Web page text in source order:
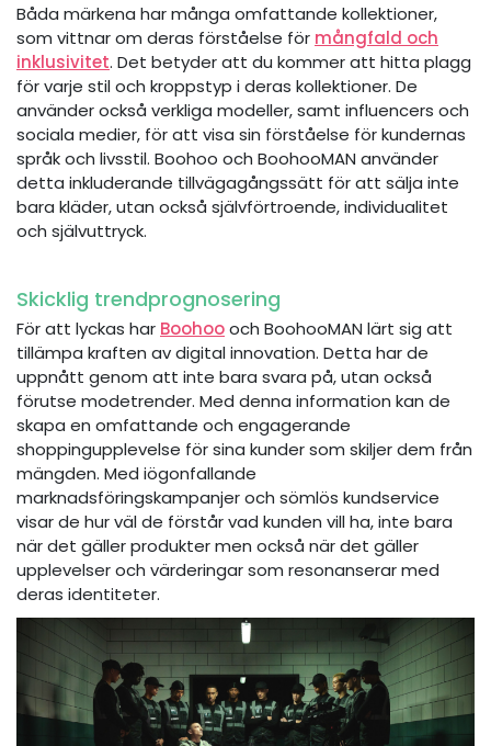
Båda märkena har många omfattande kollektioner,
som vittnar om deras förståelse för mångfald och
inklusivitet. Det betyder att du kommer att hitta plagg
för varje stil och kroppstyp i deras kollektioner. De
använder också verkliga modeller, samt influencers och
sociala medier, för att visa sin förståelse för kundernas
språk och livsstil. Boohoo och BoohooMAN använder
detta inkluderande tillvägagångssätt för att sälja inte
bara kläder, utan också självförtroende, individualitet
och självuttryck.
Skicklig trendprognosering
För att lyckas har Boohoooch BoohooMAN lärt sig att
tillämpa kraften av digital innovation. Detta har de
uppnått genom att inte bara svara på, utan också
förutse modetrender. Med denna information kan de
skapa en omfattande och engagerande
shoppingupplevelse för sina kunder som skiljer dem från
mängden. Med iögonfallande
marknadsföringskampanjer och sömlös kundservice
visar de hur väl de förstår vad kunden vill ha, inte bara
när det gäller produkter men också när det gäller
upplevelser och värderingar som resonanserar med
deras identiteter.